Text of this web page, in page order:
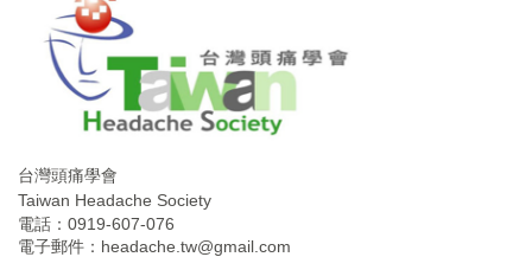
台灣頭痛學會
Taiwan Headache Society
電話：0919-607-076
電子郵件： headache.tw@gmail.com